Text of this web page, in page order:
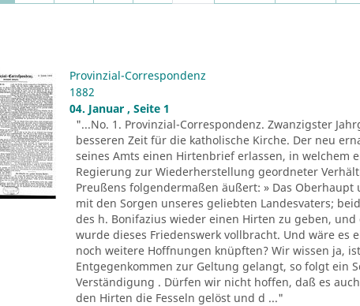
Provinzial-Correspondenz
1882
04. Januar , Seite 1
"...No. 1. Provinzial-Correspondenz. Zwanzigster
besseren Zeit für die katholische Kirche. Der neu
seines Amts einen Hirtenbrief erlassen, in welchem
Regierung zur Wiederherstellung geordneter
Preußens folgendermaßen äußert: » Das
mit den Sorgen unseres geliebten Landesvaters;
des h. Bonifazius wieder einen Hirten zu geben,
wurde dieses Friedenswerk vollbracht. Und wäre es
noch weitere Hoffnungen knüpften? Wir wissen ja,
Entgegenkommen zur Geltung gelangt, so folgt ein
Verständigung . Dürfen wir nicht hoffen, daß es
den Hirten die Fesseln gelöst und d ..."